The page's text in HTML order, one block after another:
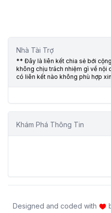
Nhà Tài Trợ
** Đây là liên kết chia sẻ bới
không chịu trách nhiệm gì về nội
có liên kết nào không phù hợp
Khám Phá Thông Tin
Designed and coded with